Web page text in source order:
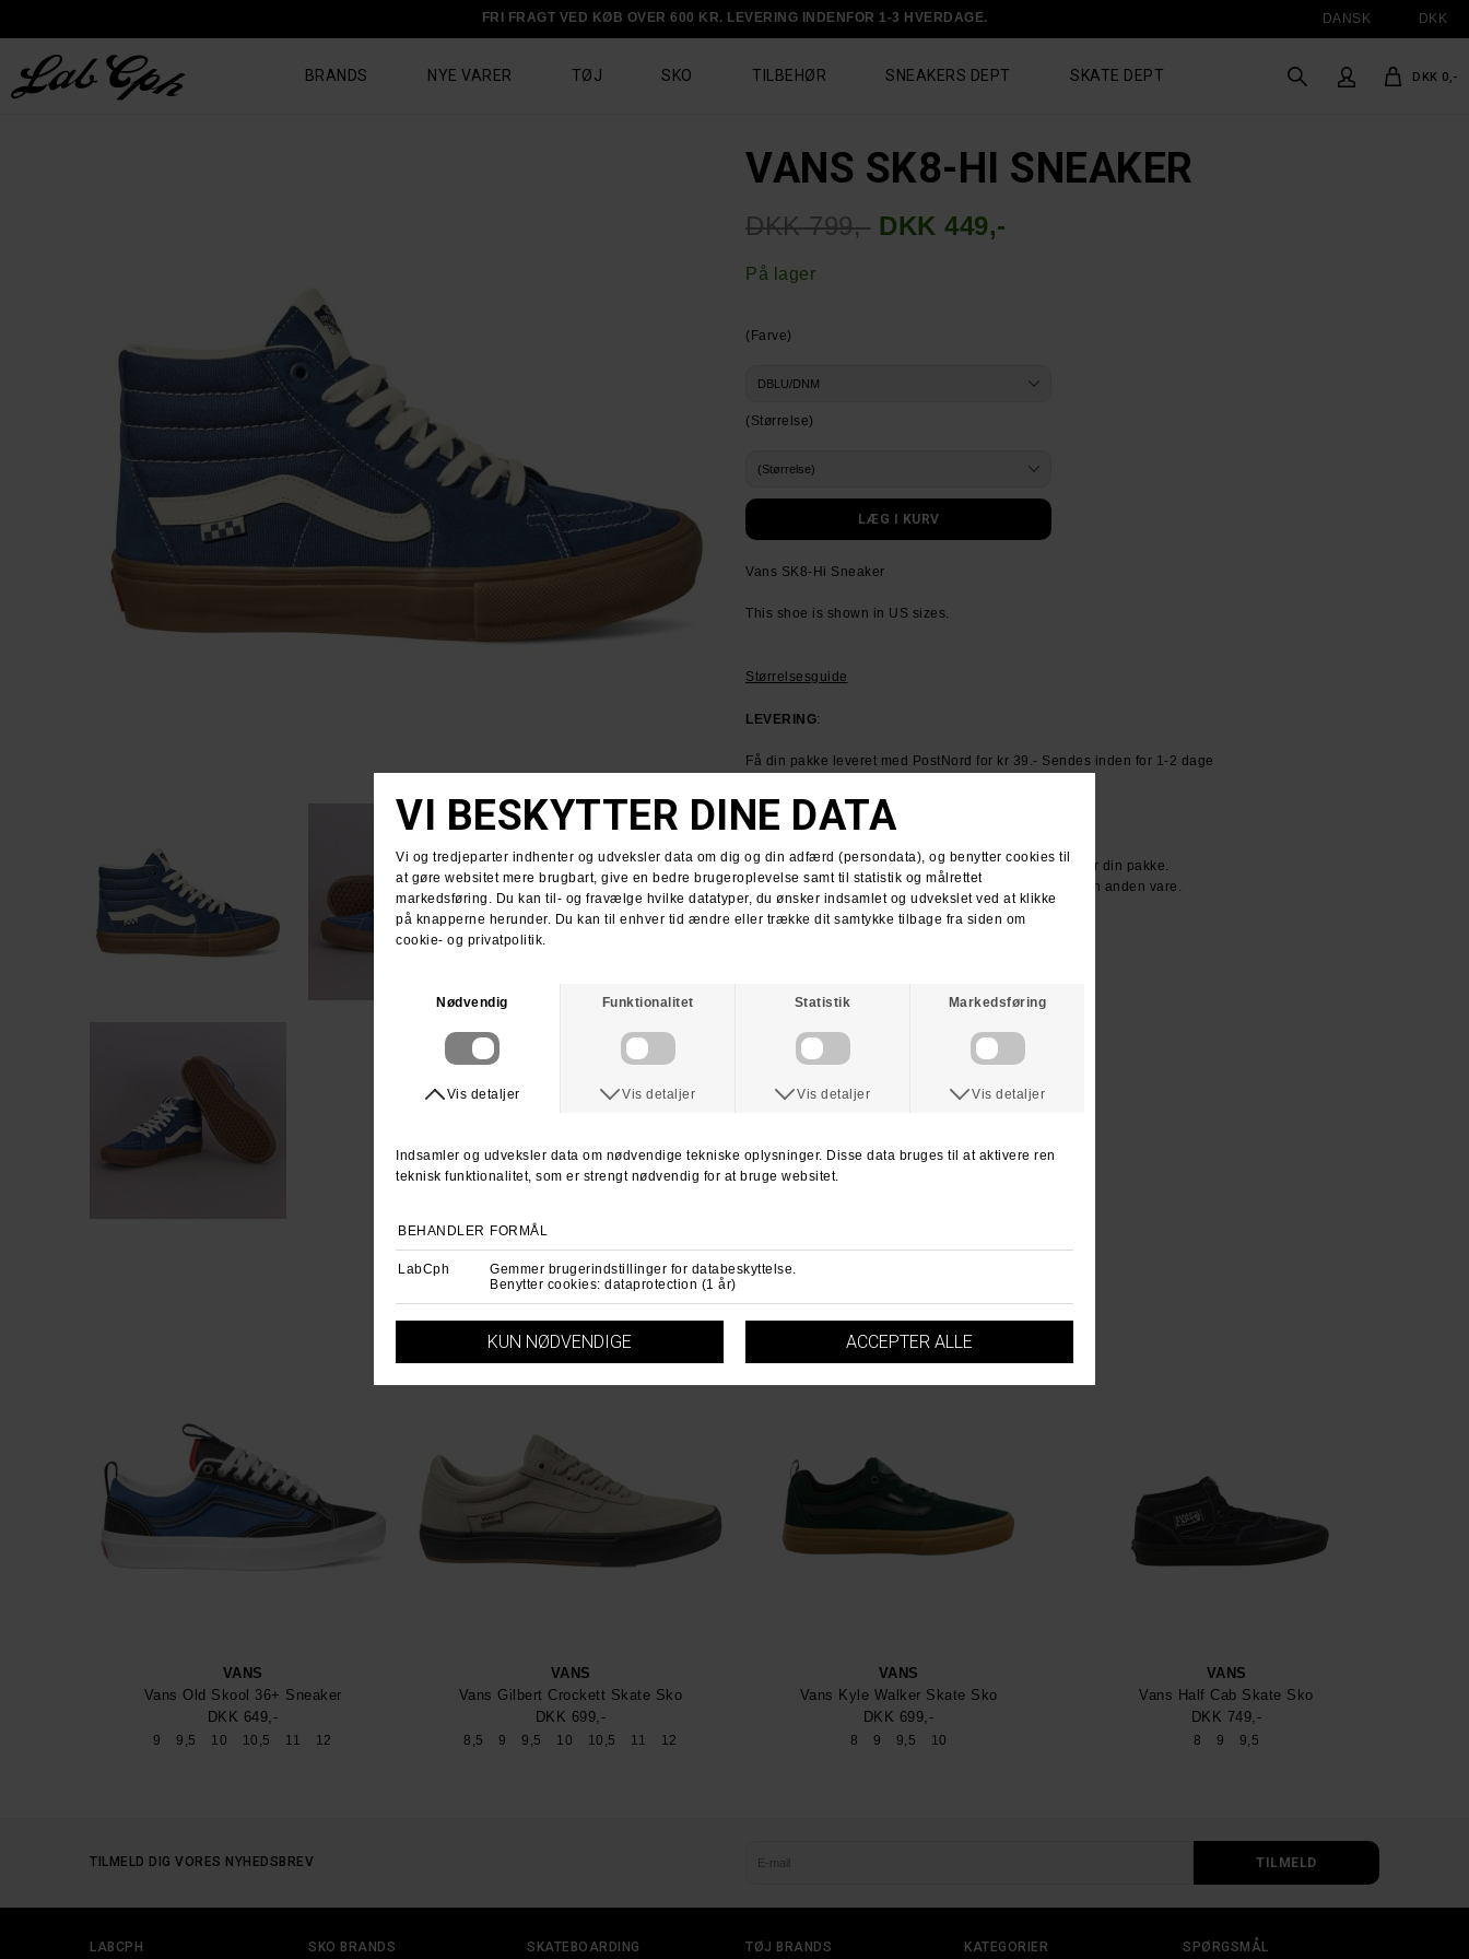
FRI FRAGT VED KØB OVER 600 KR. LEVERING INDENFOR 1-3 HVERDAGE. DANSK DKK
BRANDS NYE VARER TØJ SKO TILBEHØR SNEAKERS DEPT SKATE DEPT DKK 0,-
VANS SK8-HI SNEAKER
DKK 799,- DKK 449,-
På lager
(Farve)
(Størrelse)
Vans SK8-Hi Sneaker
This shoe is shown in US sizes.
Størrelsesguide
LEVERING:
Få din pakke leveret med PostNord for kr 39.- Sendes inden for 1-2 dage
RETURNERING
Du har altid 30 dages returret fra den dag du modtager din pakke.
Du kan vælge at få dine penge retur eller vi bytter til en anden vare.
For mere information klik her.
ANDRE KØBTE OGSÅ
VANS
Vans Old Skool 36+ Sneaker
DKK 649,-
9 9,5 10 10,5 11 12
VANS
Vans Gilbert Crockett Skate Sko
DKK 699,-
8,5 9 9,5 10 10,5 11 12
VANS
Vans Kyle Walker Skate Sko
DKK 699,-
8 9 9,5 10
VANS
Vans Half Cab Skate Sko
DKK 749,-
8 9 9,5
TILMELD DIG VORES NYHEDSBREV
LABCPH SKO BRANDS SKATEBOARDING TØJ BRANDS KATEGORIER SPØRGSMÅL